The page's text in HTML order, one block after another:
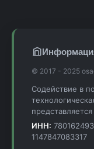
© 2017 - 2025
Содействие в
представляется
ИНН:
1147847083317